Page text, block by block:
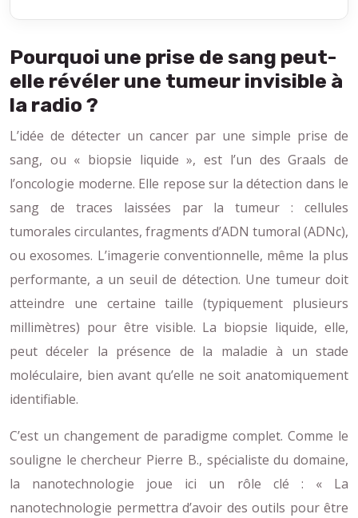
Pourquoi une prise de sang peut-
elle révéler une tumeur invisible à
la radio ?
L’idée de détecter un cancer par une simple prise de
sang, ou « biopsie liquide », est l’un des Graals de
l’oncologie moderne. Elle repose sur la détection dans le
sang de traces laissées par la tumeur : cellules
tumorales circulantes, fragments d’ADN tumoral (ADNc),
ou exosomes. L’imagerie conventionnelle, même la plus
performante, a un seuil de détection. Une tumeur doit
atteindre une certaine taille (typiquement plusieurs
millimètres) pour être visible. La biopsie liquide, elle,
peut déceler la présence de la maladie à un stade
moléculaire, bien avant qu’elle ne soit anatomiquement
identifiable.
C’est un changement de paradigme complet. Comme le
souligne le chercheur Pierre B., spécialiste du domaine,
la nanotechnologie joue ici un rôle clé : « La
nanotechnologie permettra d’avoir des outils pour être